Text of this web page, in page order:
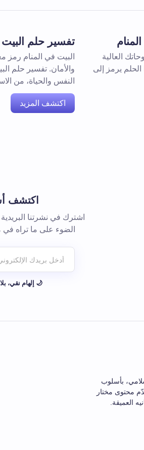
العالية
يرمز إلى
تفسير حلم البيت
البيت في المنام رمز
والأمان. تفسير حلم
النفس والحياة، من
اكتشف المزيد
اكتشف
اشترك في نشرتنا
الضوء على ما تراه في
🌙 إلهام نقي،
بأسلوب
محتوى مختار
العميقة.